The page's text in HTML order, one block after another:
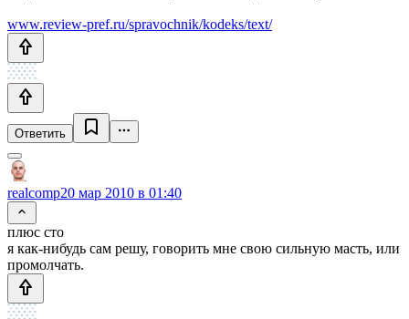
www.review-pref.ru/spravochnik/kodeks/text/
Ответить
realcomp20 мар 2010 в 01:40
плюс сто
я как-нибудь сам решу, говорить мне свою сильную масть, или
промолчать.